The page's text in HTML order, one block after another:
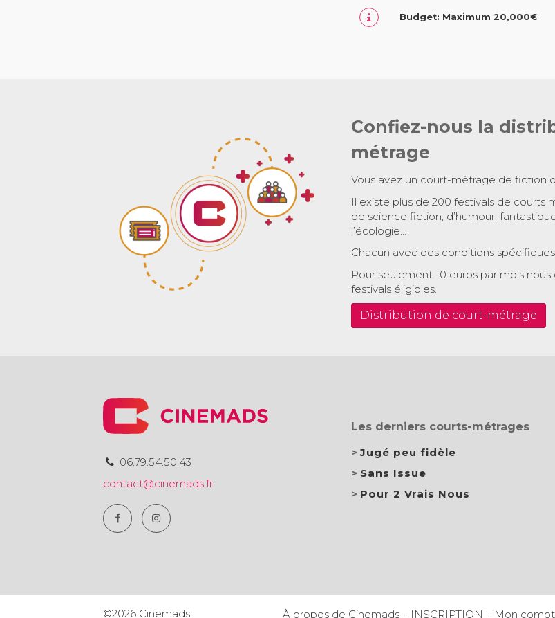
Budget: Maximum 20,000€
Confiez-nous la
métrage
Vous avez un court-métrage de fiction
Il existe plus de 200 festivals de courts
de science fiction, d’humour,
l’écologie…
Chacun avec des conditions
Pour seulement 10 euros par mois
festivals éligibles.
Distribution de court-métrage
06.79.54.50.43
contact@cinemads.fr
Les derniers courts-métrages
Jugé peu fidèle
Sans Issue
Pour 2 Vrais Nous
©2026 Cinemads À propos de Cinemads INSCRIPTION Mon